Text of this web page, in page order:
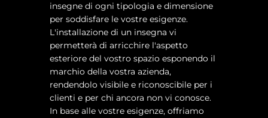
insegne di ogni tipologia e dimensione
per soddisfare le vostre esigenze.
L'installazione di un insegna vi
permetterà di arricchire l'aspetto
esteriore del vostro spazio esponendo il
marchio della vostra azienda,
rendendolo visibile e riconoscibile per i
clienti e per chi ancora non vi conosce.
In base alle vostre esigenze, offriamo